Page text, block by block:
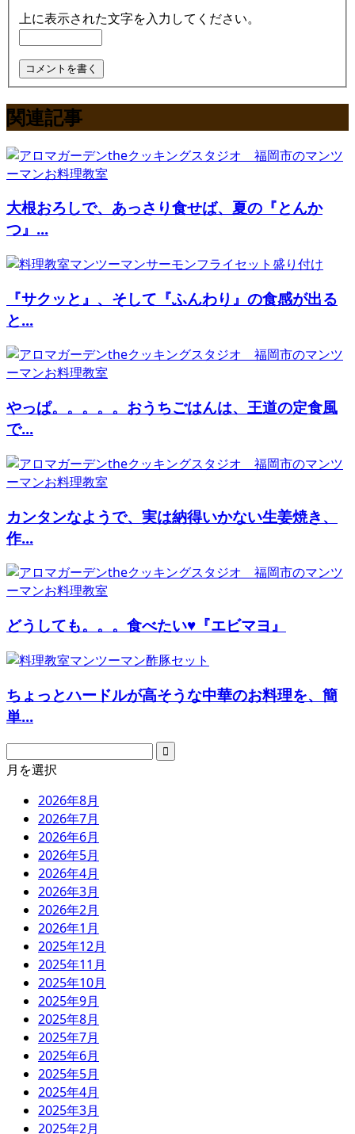
上に表示された文字を入力してください。
関連記事
大根おろしで、あっさり食せば、夏の『とんか
つ』...
『サクッと』、そして『ふんわり』の食感が出る
と...
やっぱ。。。。。おうちごはんは、王道の定食風
で...
カンタンなようで、実は納得いかない生姜焼き、
作...
どうしても。。。食べたい♥『エビマヨ』
ちょっとハードルが高そうな中華のお料理を、簡
単...
月を選択
2026年8月
2026年7月
2026年6月
2026年5月
2026年4月
2026年3月
2026年2月
2026年1月
2025年12月
2025年11月
2025年10月
2025年9月
2025年8月
2025年7月
2025年6月
2025年5月
2025年4月
2025年3月
2025年2月